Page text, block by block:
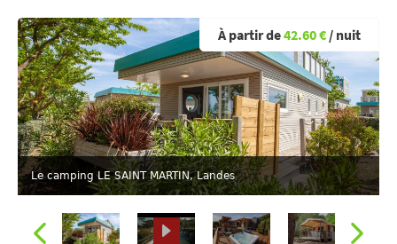
Le camping LE SAINT MARTIN, Landes
À partir de42.60 € / nuit